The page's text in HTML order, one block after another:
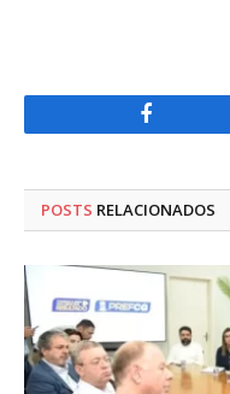
Facebook
POSTS RELACIONADOS